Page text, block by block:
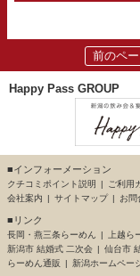
前のペ
Happy Pass GROUP
■インフォーメーション
クチコミポイント説明 ご利用
会社案内
サイトマップ お問
■リンク
長岡・燕三条らーめん 上越ら
新潟市 結婚式 二次会
仙台市
らーめん通販
新潟ホームペー